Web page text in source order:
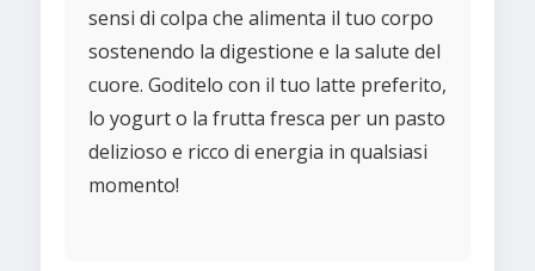
sensi di colpa che alimenta il tuo corpo
sostenendo la digestione e la salute del
cuore. Goditelo con il tuo latte preferito,
lo yogurt o la frutta fresca per un pasto
delizioso e ricco di energia in qualsiasi
momento!